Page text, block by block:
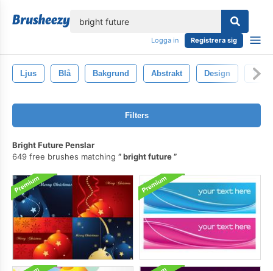
Logga in Registrera sig
Ljus Blå Bakgrund Abstrakt Design
Filters
Bright Future Penslar
649 free brushes matching
bright future